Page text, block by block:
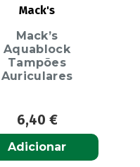
Mack's
Mack’s
Aquablock
Tampões
Auriculares
6,40 €
Adicionar